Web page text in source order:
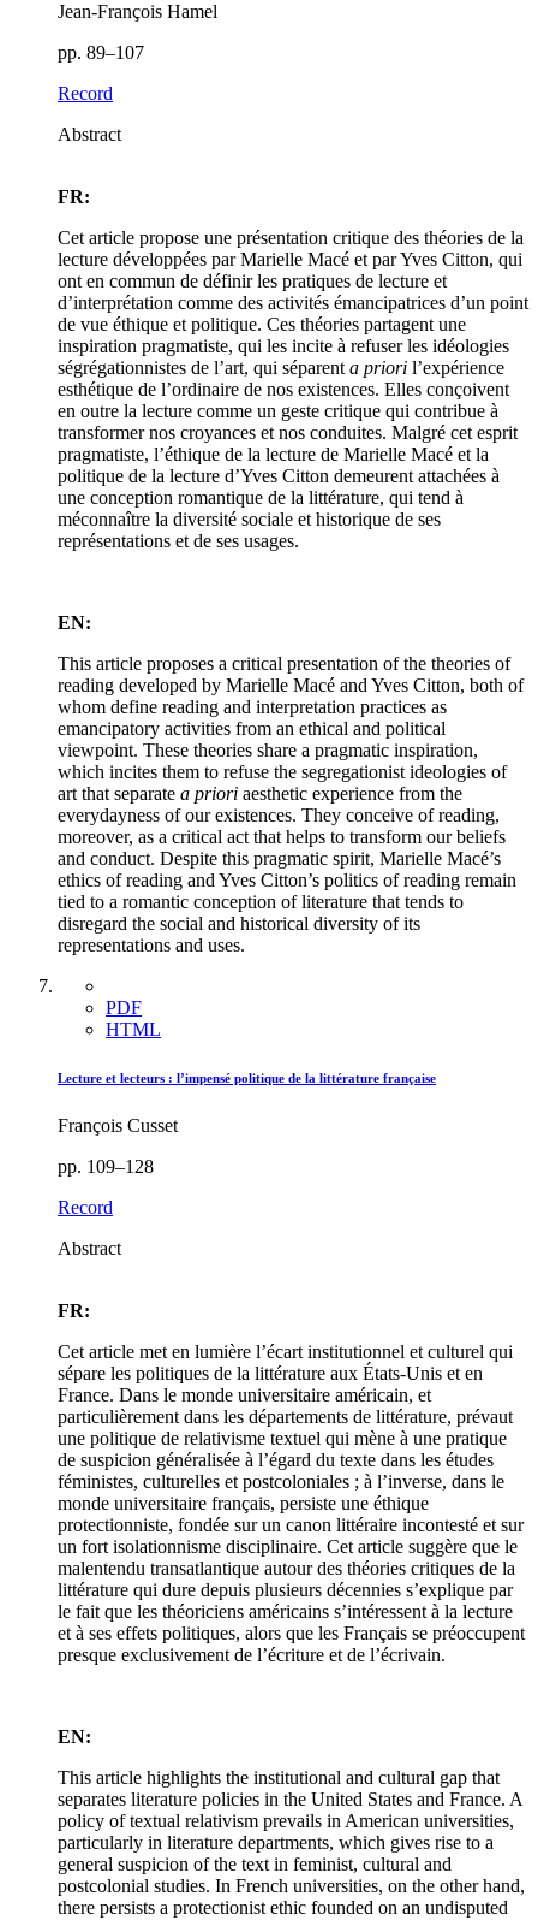
Jean-François Hamel
pp. 89–107
Record
Abstract
FR:
Cet article propose une présentation critique des théories de la
lecture développées par Marielle Macé et par Yves Citton, qui
ont en commun de définir les pratiques de lecture et
d’interprétation comme des activités émancipatrices d’un point
de vue éthique et politique. Ces théories partagent une
inspiration pragmatiste, qui les incite à refuser les idéologies
ségrégationnistes de l’art, qui séparent a priori l’expérience
esthétique de l’ordinaire de nos existences. Elles conçoivent
en outre la lecture comme un geste critique qui contribue à
transformer nos croyances et nos conduites. Malgré cet esprit
pragmatiste, l’éthique de la lecture de Marielle Macé et la
politique de la lecture d’Yves Citton demeurent attachées à
une conception romantique de la littérature, qui tend à
méconnaître la diversité sociale et historique de ses
représentations et de ses usages.
EN:
This article proposes a critical presentation of the theories of
reading developed by Marielle Macé and Yves Citton, both of
whom define reading and interpretation practices as
emancipatory activities from an ethical and political
viewpoint. These theories share a pragmatic inspiration,
which incites them to refuse the segregationist ideologies of
art that separate a priori aesthetic experience from the
everydayness of our existences. They conceive of reading,
moreover, as a critical act that helps to transform our beliefs
and conduct. Despite this pragmatic spirit, Marielle Macé’s
ethics of reading and Yves Citton’s politics of reading remain
tied to a romantic conception of literature that tends to
disregard the social and historical diversity of its
representations and uses.
PDF
HTML
Lecture et lecteurs : l’impensé politique de la littérature française
François Cusset
pp. 109–128
Record
Abstract
FR:
Cet article met en lumière l’écart institutionnel et culturel qui
sépare les politiques de la littérature aux États-Unis et en
France. Dans le monde universitaire américain, et
particulièrement dans les départements de littérature, prévaut
une politique de relativisme textuel qui mène à une pratique
de suspicion généralisée à l’égard du texte dans les études
féministes, culturelles et postcoloniales ; à l’inverse, dans le
monde universitaire français, persiste une éthique
protectionniste, fondée sur un canon littéraire incontesté et sur
un fort isolationnisme disciplinaire. Cet article suggère que le
malentendu transatlantique autour des théories critiques de la
littérature qui dure depuis plusieurs décennies s’explique par
le fait que les théoriciens américains s’intéressent à la lecture
et à ses effets politiques, alors que les Français se préoccupent
presque exclusivement de l’écriture et de l’écrivain.
EN:
This article highlights the institutional and cultural gap that
separates literature policies in the United States and France. A
policy of textual relativism prevails in American universities,
particularly in literature departments, which gives rise to a
general suspicion of the text in feminist, cultural and
postcolonial studies. In French universities, on the other hand,
there persists a protectionist ethic founded on an undisputed